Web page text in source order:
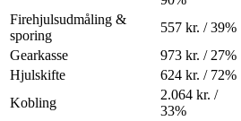
Firehjulsudmåling &
sporing
557 kr. / 39%
Gearkasse 973 kr. / 27%
Hjulskifte 624 kr. / 72%
Kobling
2.064 kr. /
33%